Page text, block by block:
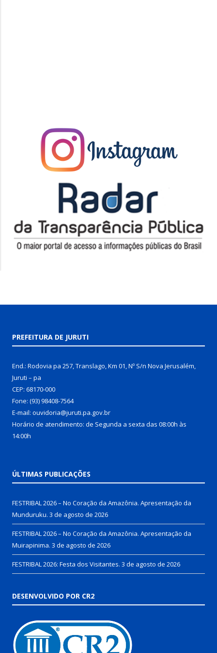
PREFEITURA DE JURUTI
End.: Rodovia pa 257, Translago, Km 01, Nº S/n Nova Jerusalém,
Juruti – pa
CEP: 68170-000
Fone: (93) 98408-7564
E-mail: ouvidoria@juruti.pa.gov.br
Horário de atendimento: de Segunda a sexta das 08:00h às
14:00h
ÚLTIMAS PUBLICAÇÕES
FESTRIBAL 2026 – No Coração da Amazônia. Apresentação da
Munduruku. 3 de agosto de 2026
FESTRIBAL 2026 – No Coração da Amazônia. Apresentação da
Muirapinima. 3 de agosto de 2026
FESTRIBAL 2026: Festa dos Visitantes. 3 de agosto de 2026
DESENVOLVIDO POR CR2